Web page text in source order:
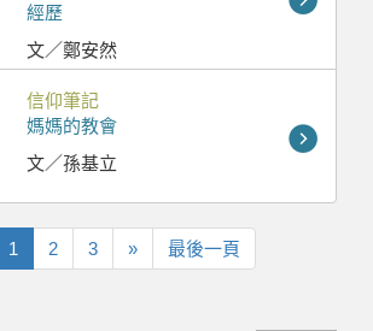
經歷
文／鄭安然
信仰筆記
媽媽的教會
文／孫基立
1 2 3 »下
一
最後一頁
後